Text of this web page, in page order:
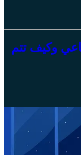
وكيف تتم